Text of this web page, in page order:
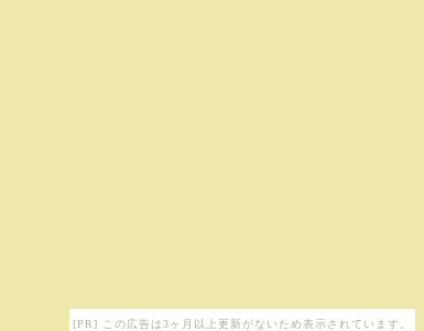
[PR] この広告は3ヶ月以上更新がないため表示されています。